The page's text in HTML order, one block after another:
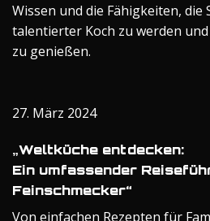
Wissen und die Fähigkeiten, die
talentierter Koch zu werden
zu genießen.
27. März 2024
„Weltküche entdecken:
Ein umfassender
Feinschmecker“
Von einfachen Rezepten für